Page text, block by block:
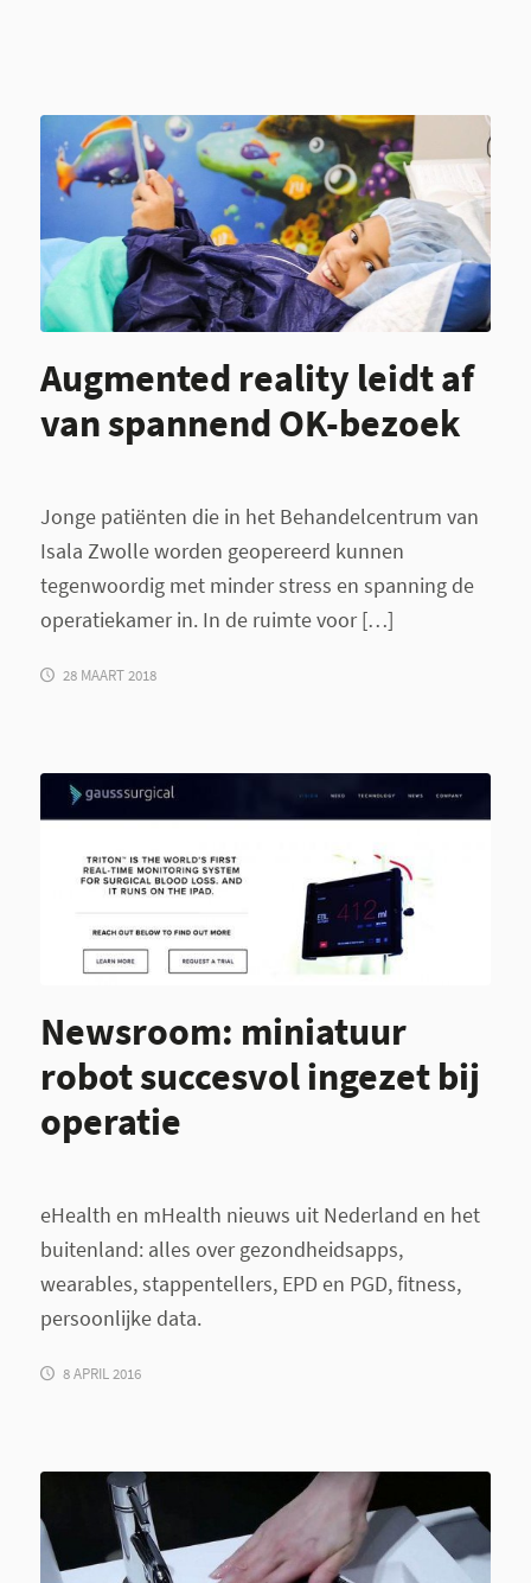
Augmented reality leidt af
van spannend OK-bezoek
Jonge patiënten die in het Behandelcentrum van
Isala Zwolle worden geopereerd kunnen
tegenwoordig met minder stress en spanning de
operatiekamer in. In de ruimte voor […]
28 MAART 2018
Newsroom: miniatuur
robot succesvol ingezet bij
operatie
eHealth en mHealth nieuws uit Nederland en het
buitenland: alles over gezondheidsapps,
wearables, stappentellers, EPD en PGD, fitness,
persoonlijke data.
8 APRIL 2016